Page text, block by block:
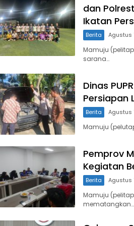
dan
Ikatan
Berita Agustus
Mamuju
sarana…
Dinas
Persiapan
Berita Agustus
Mamuju
Pemprov
Kegiatan
Berita Agustus
Mamuju
mematangkan…